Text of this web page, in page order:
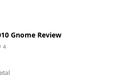
Gnome Review
4